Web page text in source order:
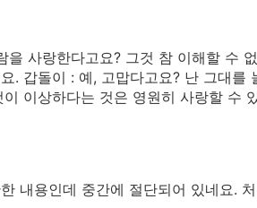
사랑한다고요? 그것 참 이해할 수
. 갑돌이 : 예, 고맙다고요? 난 그대
이상하다는 것은 영원히 사랑할 수
내용인데 중간에 절단되어 있네요.